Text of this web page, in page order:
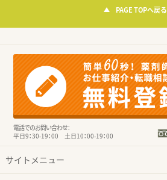
PAGE TOPへ戻る
電話でのお問い合わせ：
平日9：30-19：00 土日10：00-19：00
サイトメニュー